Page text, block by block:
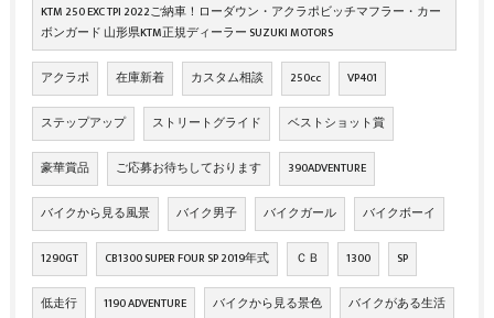
KTM 250 EXC TPI 2022ご納車！ローダウン・アクラポビッチマフラー・カー
ボンガード 山形県KTM正規ディーラー SUZUKI MOTORS
アクラポ 在庫新着 カスタム相談 250cc VP401
ステップアップ ストリートグライド ベストショット賞
豪華賞品 ご応募お待ちしております 390ADVENTURE
バイクから見る風景 バイク男子 バイクガール バイクボーイ
1290GT CB1300 SUPER FOUR SP 2019年式 ＣＢ 1300 SP
低走行 1190 ADVENTURE バイクから見る景色 バイクがある生活